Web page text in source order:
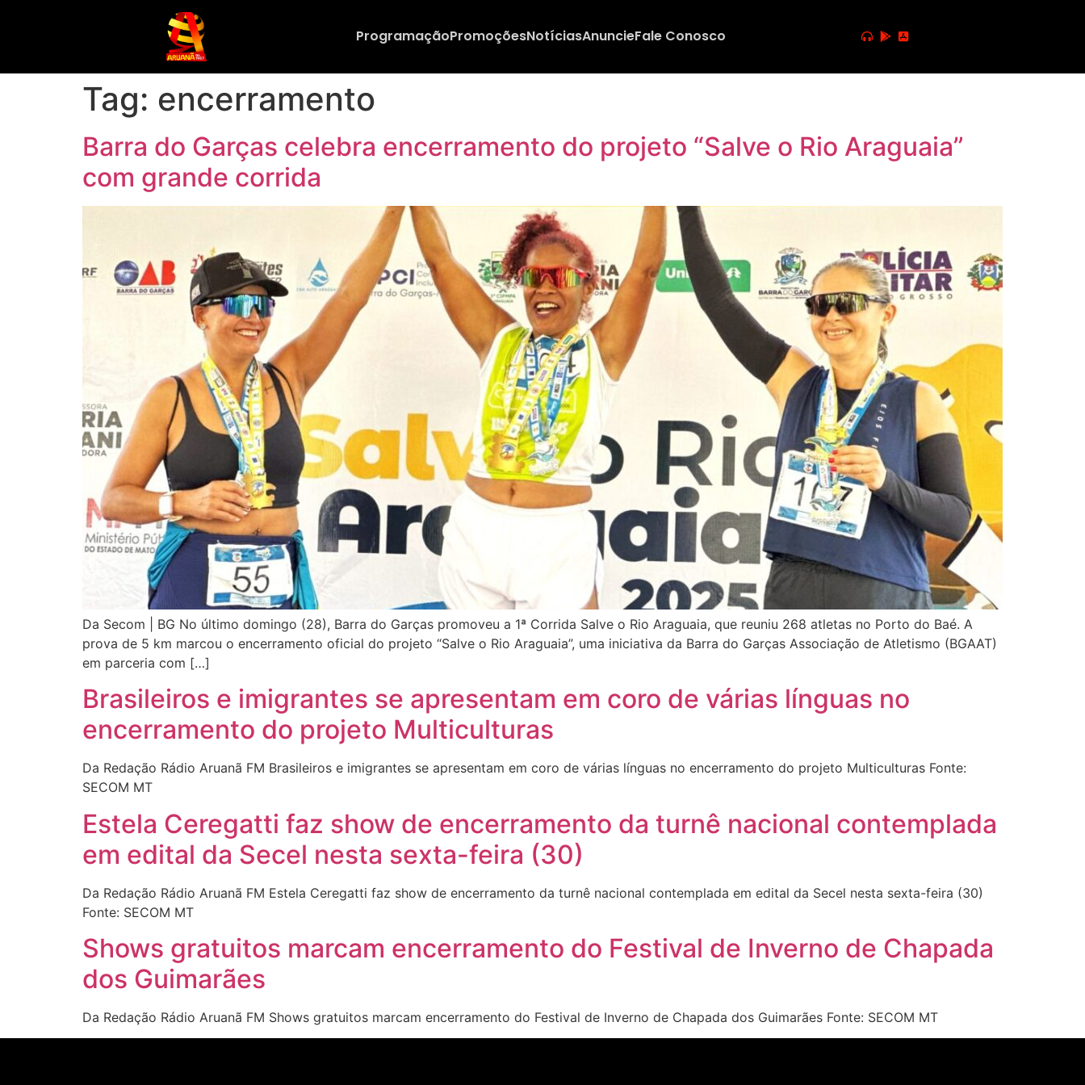
ProgramaçãoPromoçõesNotíciasAnuncieFale Conosco
Tag: encerramento
Barra do Garças celebra encerramento do projeto “Salve o Rio Araguaia”
com grande corrida
Da Secom | BG No último domingo (28), Barra do Garças promoveu a 1ª Corrida Salve o Rio Araguaia, que reuniu 268 atletas no Porto do Baé. A
prova de 5 km marcou o encerramento oficial do projeto “Salve o Rio Araguaia”, uma iniciativa da Barra do Garças Associação de Atletismo (BGAAT)
em parceria com […]
Brasileiros e imigrantes se apresentam em coro de várias línguas no
encerramento do projeto Multiculturas
Da Redação Rádio Aruanã FM Brasileiros e imigrantes se apresentam em coro de várias línguas no encerramento do projeto Multiculturas Fonte:
SECOM MT
Estela Ceregatti faz show de encerramento da turnê nacional contemplada
em edital da Secel nesta sexta-feira (30)
Da Redação Rádio Aruanã FM Estela Ceregatti faz show de encerramento da turnê nacional contemplada em edital da Secel nesta sexta-feira (30)
Fonte: SECOM MT
Shows gratuitos marcam encerramento do Festival de Inverno de Chapada
dos Guimarães
Da Redação Rádio Aruanã FM Shows gratuitos marcam encerramento do Festival de Inverno de Chapada dos Guimarães Fonte: SECOM MT